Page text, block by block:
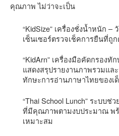
คุณภาพ ไม่ว่าจะเป็น
“KidSize” เครื่องชั่งน้ำหนัก –
เซ็นเซอร์ตรวจเช็คการยืนที่ถูก
“KidArn” เครื่องมือคัดกรองทั
แสดงสรุปรายงานภาพรวมแล
ทักษะการอ่านภาษาไทยของเด็
“Thai School Lunch” ระบบ
ที่มีคุณภาพตามงบประมาณ พ
เหมาะสม